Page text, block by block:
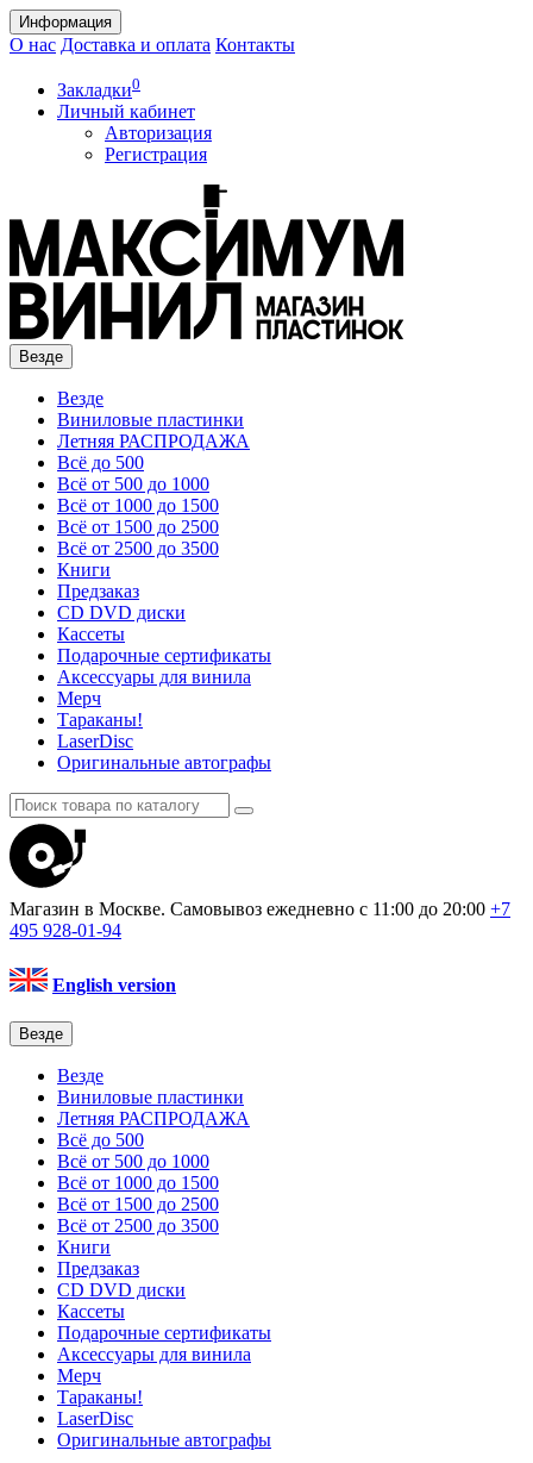
Информация
О нас Доставка и оплата Контакты
Закладки0
Личный кабинет
Авторизация
Регистрация
Везде
Везде
Виниловые пластинки
Летняя РАСПРОДАЖА
Всё до 500
Всё от 500 до 1000
Всё от 1000 до 1500
Всё от 1500 до 2500
Всё от 2500 до 3500
Книги
Предзаказ
CD DVD диски
Кассеты
Подарочные сертификаты
Аксессуары для винила
Мерч
Тараканы!
LaserDisc
Оригинальные автографы
Магазин в Москве. Самовывоз ежедневно с 11:00 до 20:00 +7
495 928-01-94
English version
Везде
Везде
Виниловые пластинки
Летняя РАСПРОДАЖА
Всё до 500
Всё от 500 до 1000
Всё от 1000 до 1500
Всё от 1500 до 2500
Всё от 2500 до 3500
Книги
Предзаказ
CD DVD диски
Кассеты
Подарочные сертификаты
Аксессуары для винила
Мерч
Тараканы!
LaserDisc
Оригинальные автографы